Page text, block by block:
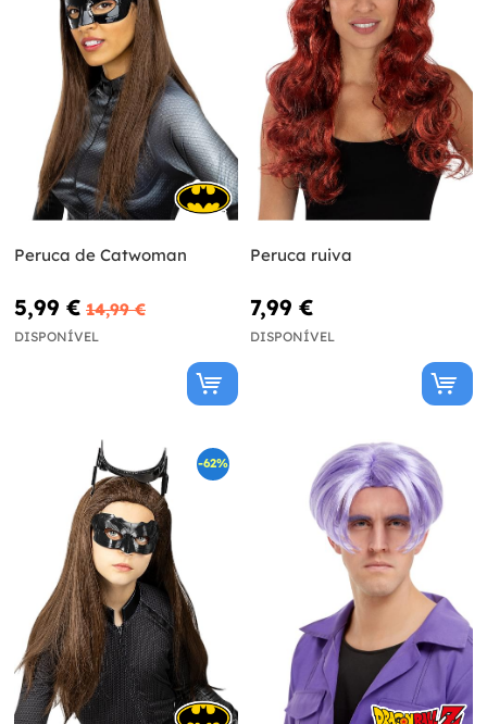
Peruca de Catwoman
5,99 € 14,99 €
DISPONÍVEL
Peruca ruiva
7,99 €
DISPONÍVEL
-62%